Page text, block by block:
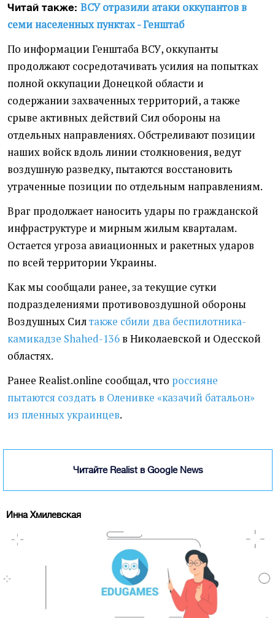
Читай также: ВСУ отразили атаки оккупантов в
семи населенных пунктах - Генштаб
По информации Генштаба ВСУ, оккупанты
продолжают сосредотачивать усилия на попытках
полной оккупации Донецкой области и
содержании захваченных территорий, а также
срыве активных действий Сил обороны на
отдельных направлениях. Обстреливают позиции
наших войск вдоль линии столкновения, ведут
воздушную разведку, пытаются восстановить
утраченные позиции по отдельным направлениям.
Враг продолжает наносить удары по гражданской
инфраструктуре и мирным жилым кварталам.
Остается угроза авиационных и ракетных ударов
по всей территории Украины.
Как мы сообщали ранее, за текущие сутки
подразделениями противовоздушной обороны
Воздушных Силтакже сбили два беспилотника-
камикадзе Shahed-136 в Николаевской и Одесской
областях.
Ранее Realist.online сообщал, что россияне
пытаются создать в Оленивке «казачий батальон»
из пленных украинцев.
Читайте Realist в Google News
Инна Хмилевская